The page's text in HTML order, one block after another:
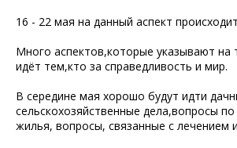
16 - 22 мая на данный аспект
Много аспектов,которые указывают
идёт тем,кто за справедливость и мир.
В середине мая хорошо будут идти
сельскохозяйственные дела,вопросы
жилья, вопросы, связанные с лечением